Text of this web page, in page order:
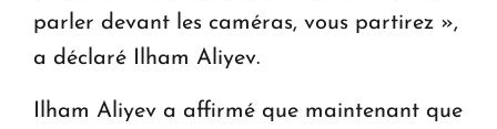
parler devant les caméras, vous partirez »,
a déclaré Ilham Aliyev.
Ilham Aliyev a affirmé que maintenant que